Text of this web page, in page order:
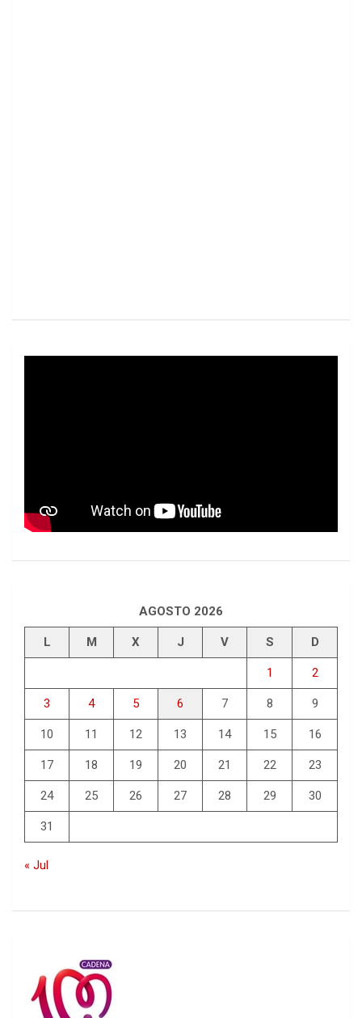
AGOSTO 2026
L M X J V S D
1 2
3 4 5 6 7 8 9
10 11 12 13 14 15 16
17 18 19 20 21 22 23
24 25 26 27 28 29 30
31
« Jul